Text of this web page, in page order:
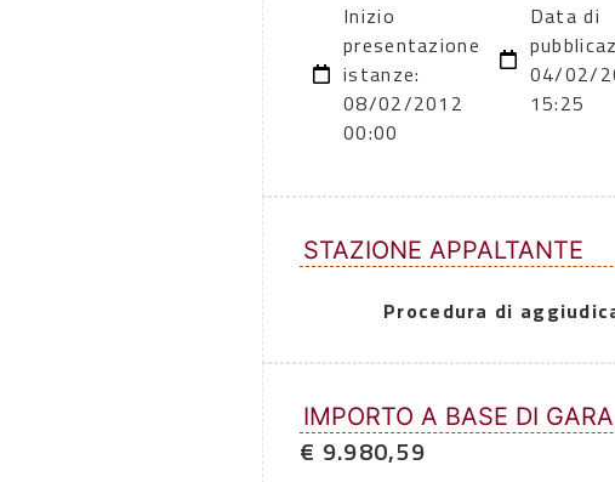
Inizio
presentazione
istanze:
08/02/2012
00:00
Data di
04/02/
15:25
STAZIONE APPALTANTE
Procedura di
IMPORTO A BASE DI
€ 9.980,59